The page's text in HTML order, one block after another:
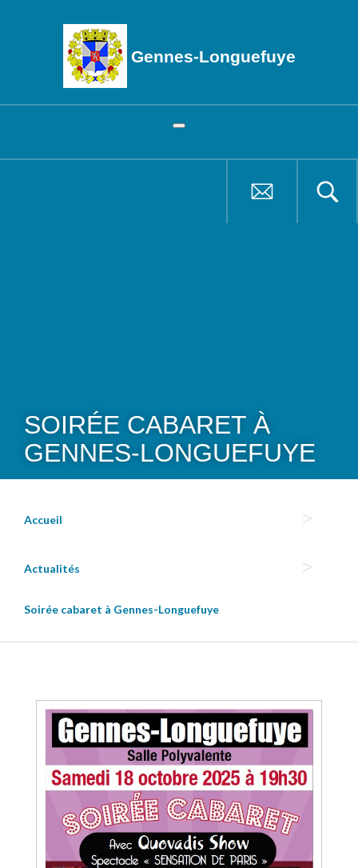
Gennes-Longuefuye
SOIRÉE CABARET À
GENNES-LONGUEFUYE
Accueil
Actualités
Soirée cabaret à Gennes-Longuefuye